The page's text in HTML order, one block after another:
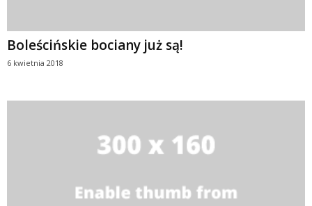
Boleścińskie bociany już są!
6 kwietnia 2018